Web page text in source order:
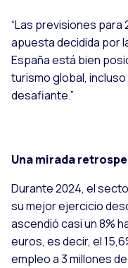
“Las previsiones para
apuesta decidida por
España está bien
turismo global,
desafiante.”
Una mirada
Durante 2024, el
su mejor ejercicio
ascendió casi un 8%
euros, es decir, el
empleo a 3 millones